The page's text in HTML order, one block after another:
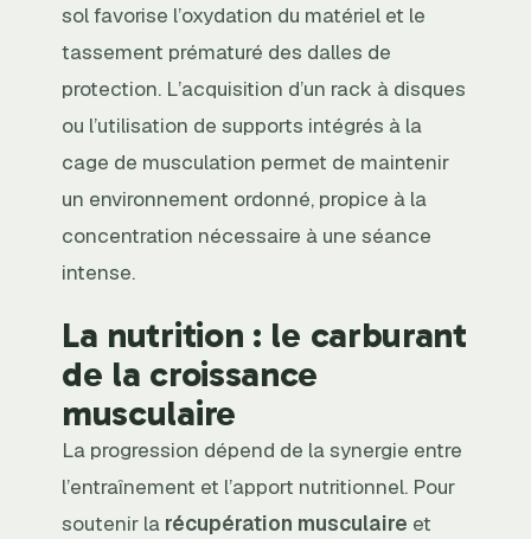
sol favorise l’oxydation du matériel et le
tassement prématuré des dalles de
protection. L’acquisition d’un rack à disques
ou l’utilisation de supports intégrés à la
cage de musculation permet de maintenir
un environnement ordonné, propice à la
concentration nécessaire à une séance
intense.
La nutrition : le carburant
de la croissance
musculaire
La progression dépend de la synergie entre
l’entraînement et l’apport nutritionnel. Pour
soutenir la récupération musculaire et